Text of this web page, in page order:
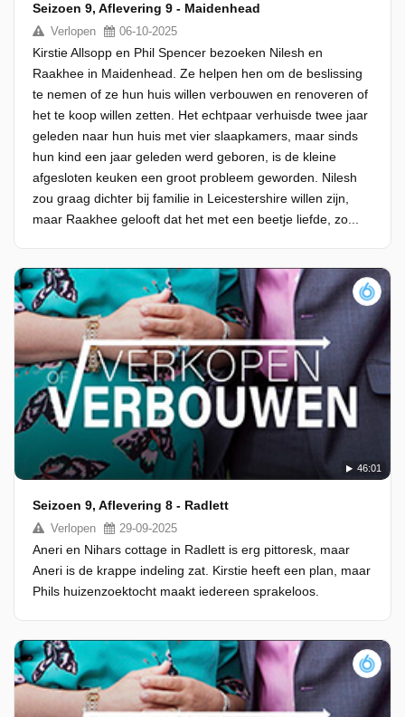
Seizoen 9, Aflevering 9 - Maidenhead
Verlopen 06-10-2025
Kirstie Allsopp en Phil Spencer bezoeken Nilesh en
Raakhee in Maidenhead. Ze helpen hen om de beslissing
te nemen of ze hun huis willen verbouwen en renoveren of
het te koop willen zetten. Het echtpaar verhuisde twee jaar
geleden naar hun huis met vier slaapkamers, maar sinds
hun kind een jaar geleden werd geboren, is de kleine
afgesloten keuken een groot probleem geworden. Nilesh
zou graag dichter bij familie in Leicestershire willen zijn,
maar Raakhee gelooft dat het met een beetje liefde, zo...
46:01
Seizoen 9, Aflevering 8 - Radlett
Verlopen 29-09-2025
Aneri en Nihars cottage in Radlett is erg pittoresk, maar
Aneri is de krappe indeling zat. Kirstie heeft een plan, maar
Phils huizenzoektocht maakt iedereen sprakeloos.